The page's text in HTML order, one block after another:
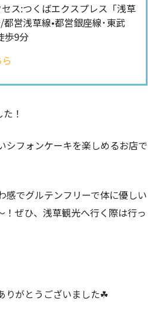
ス:つくばエクスプレス「浅草
営浅草線•都営銀座線･東武
歩9分
！
シフォンケーキを楽しめるお店で
感でグルテンフリーで体に優しい
！ぜひ、浅草観光へ行く際は行っ
りがとうございました☘